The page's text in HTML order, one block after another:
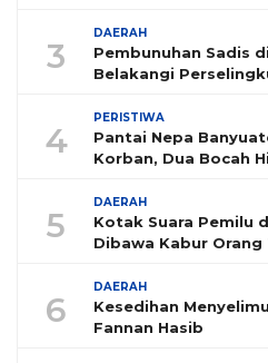
3
DAERAH
Pembunuhan Sadis
Belakangi
4
PERISTIWA
Pantai Nepa
Korban, Dua Bocah
5
DAERAH
Kotak Suara Pemilu
Dibawa Kabur Orang
6
DAERAH
Kesedihan
Fannan Hasib